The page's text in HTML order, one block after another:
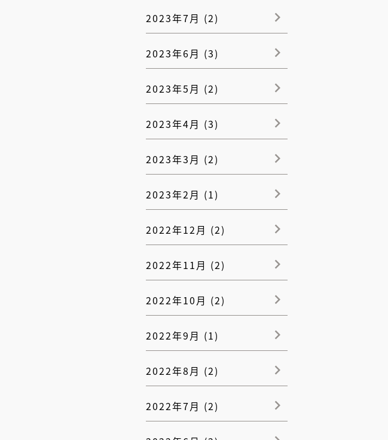
2023年7月 (2)
2023年6月 (3)
2023年5月 (2)
2023年4月 (3)
2023年3月 (2)
2023年2月 (1)
2022年12月 (2)
2022年11月 (2)
2022年10月 (2)
2022年9月 (1)
2022年8月 (2)
2022年7月 (2)